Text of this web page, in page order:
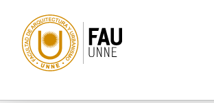
contenido